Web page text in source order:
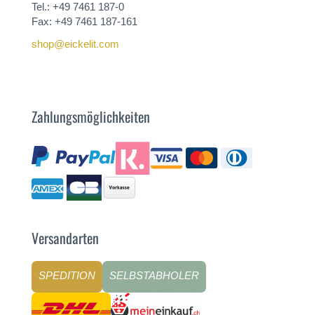
Tel.: +49 7461 187-0
Fax: +49 7461 187-161
shop@eickelit.com
Zahlungsmöglichkeiten
Versandarten
SPEDITION SELBSTABHOLER